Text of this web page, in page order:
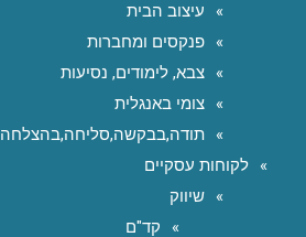
עיצוב הבית
פנקסים ומחברות
צבא, לימודים, נסיעות
צומי באנגלית
תודה,בבקשה,סליחה,בהצלחה
לקוחות עסקיים
שיווק
קד"ם